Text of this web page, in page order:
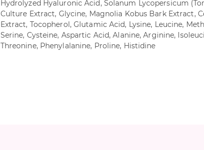
Hydrolyzed Hyaluronic Acid, Solanum Lycopersicum
Culture Extract, Glycine, Magnolia Kobus Bark Extract,
Extract, Tocopherol, Glutamic Acid, Lysine, Leucine,
Serine, Cysteine, Aspartic Acid, Alanine, Arginine,
Threonine, Phenylalanine, Proline, Histidine